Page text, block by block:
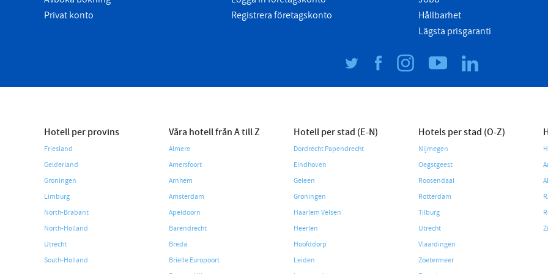
Privat konto
Registrera företagskonto
Hållbarhet
Lägsta prisgaranti
Hotell per provins
Friesland
Gelderland
Groningen
Limburg
North-Brabant
North-Holland
Utrecht
South-Holland
Våra hotell från A till Z
Almere
Amersfoort
Arnhem
Amsterdam
Apeldoorn
Barendrecht
Breda
Brielle Europoort
Hotell per stad (E-N)
Dordrecht Papendrecht
Eindhoven
Geleen
Groningen
Haarlem Velsen
Heerlen
Hoofddorp
Leiden
Hotels per stad (O-Z)
Nijmegen
Oegstgeest
Roosendaal
Rotterdam
Tilburg
Utrecht
Vlaardingen
Zoetermeer